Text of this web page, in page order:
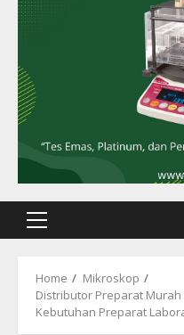
Primary
Home
Mikroskop
Distributor Preparat Murah
Kebutuhan Preparat